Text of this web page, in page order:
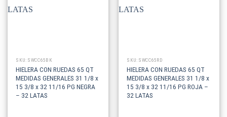
SKU: SWCC65BK
HIELERA CON RUEDAS 65 QT
MEDIDAS GENERALES 31 1/8 x
15 3/8 x 32 11/16 PG NEGRA
– 32 LATAS
SKU: SWCC65RD
HIELERA CON RUEDAS 65 QT
MEDIDAS GENERALES 31 1/8 x
15 3/8 x 32 11/16 PG ROJA –
32 LATAS